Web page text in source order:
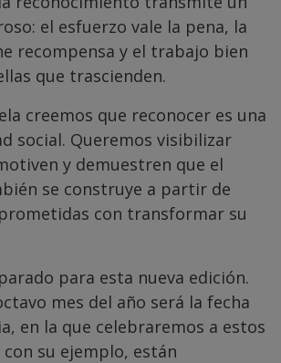
el esfuerzo vale la pena, la
recompensa y el trabajo bien
que trascienden.
creemos que reconocer es una
social. Queremos visibilizar
y demuestren que el
se construye a partir de
con transformar su
para esta nueva edición.
mes del año será la fecha
en la que celebraremos a estos
su ejemplo, están